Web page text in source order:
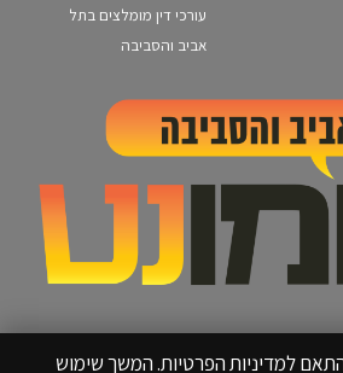
עורכי דין מומלצים בתל
אביב והסביבה
למדיניות הפרטיות. המשך שימוש